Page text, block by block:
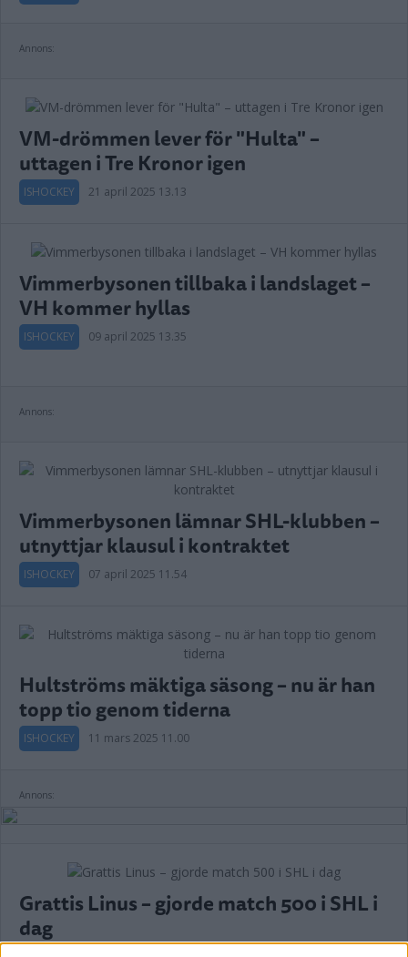
Annons:
VM-drömmen lever för "Hulta" –
uttagen i Tre Kronor igen
ISHOCKEY 21 april 2025 13.13
Vimmerbysonen tillbaka i landslaget –
VH kommer hyllas
ISHOCKEY 09 april 2025 13.35
Annons:
Vimmerbysonen lämnar SHL-klubben –
utnyttjar klausul i kontraktet
ISHOCKEY 07 april 2025 11.54
Hultströms mäktiga säsong – nu är han
topp tio genom tiderna
ISHOCKEY 11 mars 2025 11.00
Annons:
Grattis Linus – gjorde match 500 i SHL i
dag